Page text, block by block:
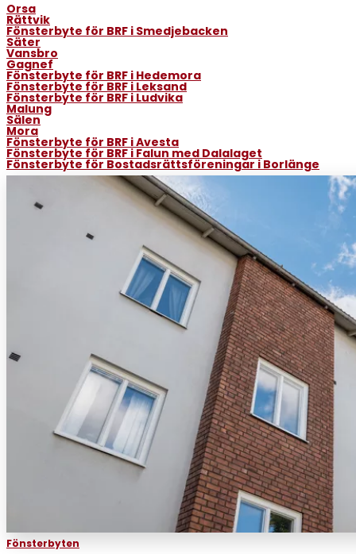
Orsa
Rättvik
Fönsterbyte för BRF i Smedjebacken
Säter
Vansbro
Gagnef
Fönsterbyte för BRF i Hedemora
Fönsterbyte för BRF i Leksand
Fönsterbyte för BRF i Ludvika
Malung
Sälen
Mora
Fönsterbyte för BRF i Avesta
Fönsterbyte för BRF i Falun med Dalalaget
Fönsterbyte för Bostadsrättsföreningar i Borlänge
Fönsterbyten